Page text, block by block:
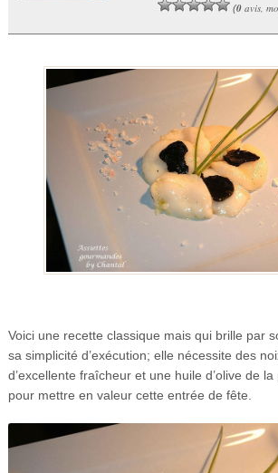
(0avis,
Voici une recette classique mais qui brille par
sa simplicité d’exécution; elle nécessite des
d’excellente fraîcheur et une huile d’olive de
pour mettre en valeur cette entrée de fête.